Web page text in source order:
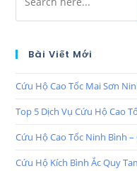
Bài Viết Mới
Cứu Hộ Cao Tốc Mai Sơn
Top 5 Dịch Vụ Cứu Hộ Cao
Cứu Hộ Cao Tốc Ninh Bình –
Cứu Hộ Kích Bình Ắc Quy